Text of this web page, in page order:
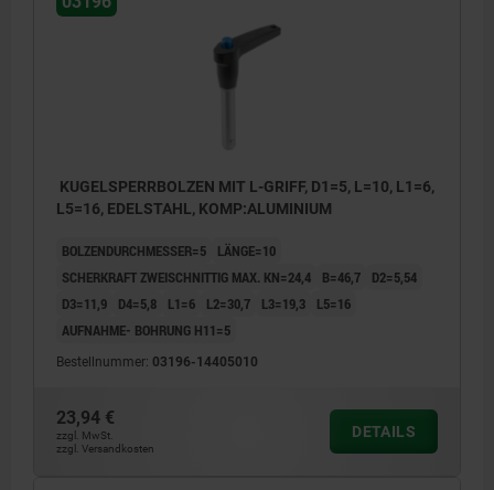
KUGELSPERRBOLZEN MIT L-GRIFF, D1=5, L=10, L1=6,
L5=16, EDELSTAHL, KOMP:ALUMINIUM
BOLZENDURCHMESSER=5
LÄNGE=10
SCHERKRAFT ZWEISCHNITTIG MAX. KN=24,4
B=46,7
D2=5,54
D3=11,9
D4=5,8 L1=6 L2=30,7 L3=19,3
L5=16
AUFNAHME- BOHRUNG H11=5
Bestellnummer: 03196-14405010
23,94 €
zzgl. MwSt.
zzgl. Versandkosten
DETAILS